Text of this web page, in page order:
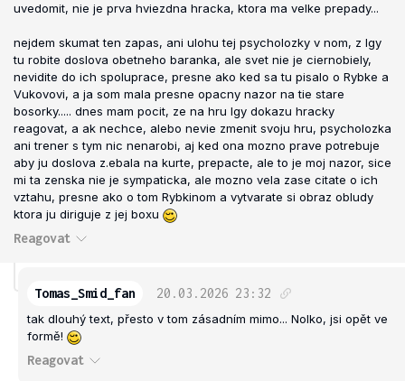
uvedomit, nie je prva hviezdna hracka, ktora ma velke prepady...
nejdem skumat ten zapas, ani ulohu tej psycholozky v nom, z Igy
tu robite doslova obetneho baranka, ale svet nie je ciernobiely,
nevidite do ich spoluprace, presne ako ked sa tu pisalo o Rybke a
Vukovovi, a ja som mala presne opacny nazor na tie stare
bosorky..... dnes mam pocit, ze na hru Igy dokazu hracky
reagovat, a ak nechce, alebo nevie zmenit svoju hru, psycholozka
ani trener s tym nic nenarobi, aj ked ona mozno prave potrebuje
aby ju doslova z.ebala na kurte, prepacte, ale to je moj nazor, sice
mi ta zenska nie je sympaticka, ale mozno vela zase citate o ich
vztahu, presne ako o tom Rybkinom a vytvarate si obraz obludy
ktora ju diriguje z jej boxu
Reagovat
Tomas_Smid_fan 20.03.2026 23:32
tak dlouhý text, přesto v tom zásadním mimo... Nolko, jsi opět ve
formě!
Reagovat